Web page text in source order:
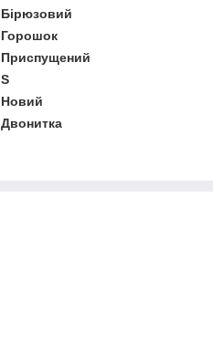
Бірюзовий
Горошок
Приспущений
S
Новий
Двонитка